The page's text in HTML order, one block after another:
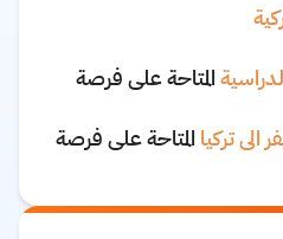
المتاحة على فرصة
تركيا المتاحة على فرصة